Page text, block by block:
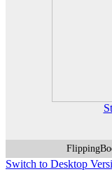
Switch to Desktop